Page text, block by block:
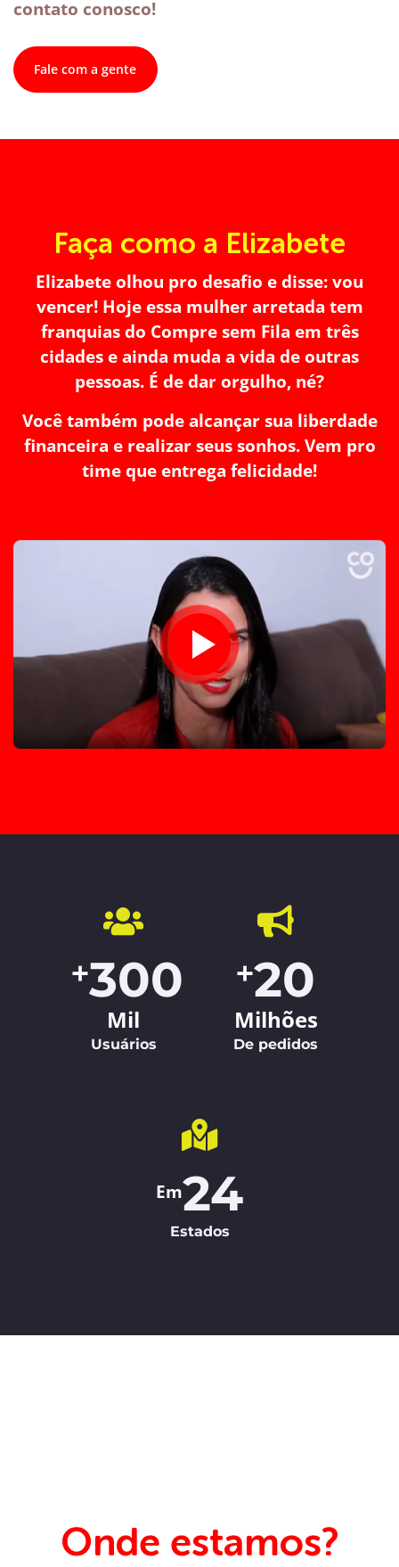
contato conosco!
Fale com a gente
Faça como a Elizabete
Elizabete olhou pro desafio e disse: vou
vencer! Hoje essa mulher arretada tem
franquias do Compre sem Fila em três
cidades e ainda muda a vida de outras
pessoas. É de dar orgulho, né?
Você também pode alcançar sua liberdade
financeira e realizar seus sonhos. Vem pro
time que entrega felicidade!
+300
Mil
Usuários
+20
Milhões
De pedidos
Em24
Estados
Onde estamos?